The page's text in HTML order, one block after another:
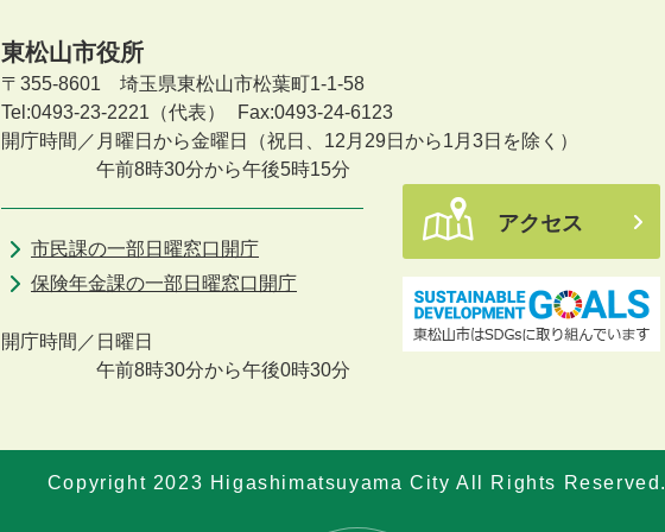
東松山市役所
〒355-8601 埼玉県東松山市松葉町1-1-58
Tel:0493-23-2221（代表）
Fax:0493-24-6123
開庁時間／月曜日から金曜日
（祝日、12月29日から1月3日を除く）
午前8時30分から午後5時15分
市民課の一部日曜窓口開庁
保険年金課の一部日曜窓口開庁
開庁時間／ 日曜日
午前8時30分から午後0時30分
アクセス
Copyright 2023 Higashimatsuyama City All Rights Reserved.